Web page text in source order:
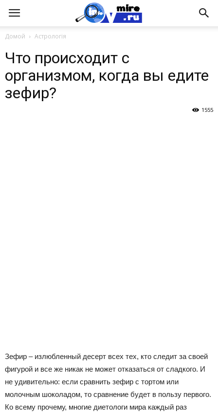
Домой Астрологія
Что происходит с
организмом, когда вы едите
зефир?
1555
Зефир – излюбленный десерт всех тех, кто следит за своей
фигурой и все же никак не может отказаться от сладкого. И
не удивительно: если сравнить зефир с тортом или
молочным шоколадом, то сравнение будет в пользу первого.
Ко всему прочему, многие диетологи мира каждый раз